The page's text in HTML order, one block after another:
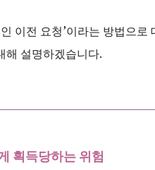
이전 요청’이라는 방법으
해 설명하겠습니다.
획득당하는 위험